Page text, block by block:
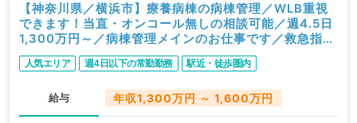
【神奈川県／横浜市】療養病棟の病棟管理／WLB重視
できます！当直・オンコール無しの相談可能／週4.5日
1,300万円～／病棟管理メインのお仕事です／救急指定
無し（内科系／常勤）
人気エリア 週4日以下の常勤勤務 駅近・徒歩圏内
給与 年収1,300万円 ～ 1,600万円